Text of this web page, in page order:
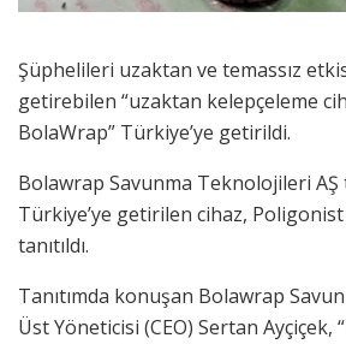
Şüphelileri uzaktan ve temassız
getirebilen “uzaktan kelepçeleme
BolaWrap” Türkiye’ye getirildi.
Bolawrap Savunma Teknolojileri AŞ
Türkiye’ye getirilen cihaz, Poligonist
tanıtıldı.
Tanıtımda konuşan Bolawrap
Üst Yöneticisi (CEO) Sertan Ayçiçek,